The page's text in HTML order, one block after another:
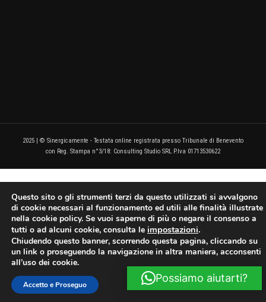
2025 | © Sinergicamente - Testata online registrata presso Tribunale di Benevento
con Reg. Stampa n°3/18: Consulting Studio SRL P.Iva 01713530622
Questo sito o gli strumenti terzi da questo utilizzati si avvalgono
di cookie necessari al funzionamento ed utili alle finalità illustrate
nella cookie policy. Se vuoi saperne di più o negare il consenso a
tutti o ad alcuni cookie, consulta le impostazioni.
Chiudendo questo banner, scorrendo questa pagina, cliccando su
un link o proseguendo la navigazione in altra maniera, acconsenti
all’uso dei cookie.
Accetto e Proseguo
Possiamo aiutarti?